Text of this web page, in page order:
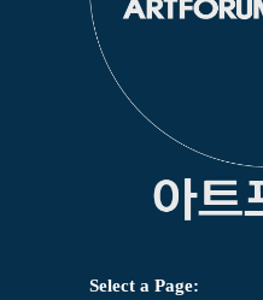
Select a Page: